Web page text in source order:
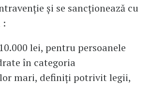
și se sancționează cu
:
lei, pentru persoanele
în categoria
mari, definiți potrivit legii,